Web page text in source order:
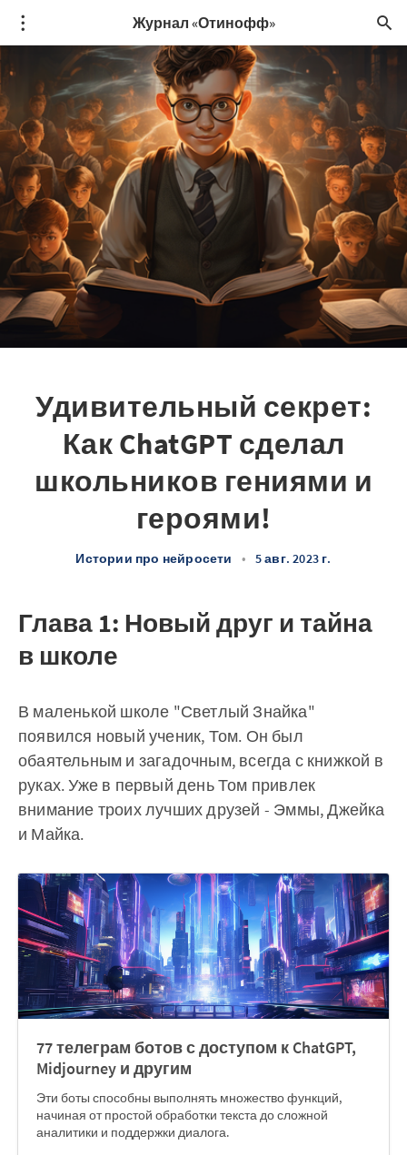
Журнал «Отинофф»
Удивительный секрет:
Как ChatGPT сделал
школьников гениями и
героями!
Истории про нейросети • 5 авг. 2023 г.
Глава 1: Новый друг и тайна
в школе
В маленькой школе "Светлый Знайка"
появился новый ученик, Том. Он был
обаятельным и загадочным, всегда с книжкой в
руках. Уже в первый день Том привлек
внимание троих лучших друзей - Эммы, Джейка
и Майка.
77 телеграм ботов с доступом к ChatGPT,
Midjourney и другим
Эти боты способны выполнять множество функций,
начиная от простой обработки текста до сложной
аналитики и поддержки диалога.